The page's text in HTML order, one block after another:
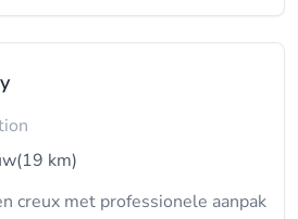
(19 km)
creux met professionele aanpak